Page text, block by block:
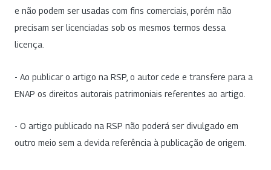
e não podem ser usadas com fins comerciais, porém não
precisam ser licenciadas sob os mesmos termos dessa
licença.
- Ao publicar o artigo na RSP, o autor cede e transfere para a
ENAP os direitos autorais patrimoniais referentes ao artigo.
- O artigo publicado na RSP não poderá ser divulgado em
outro meio sem a devida referência à publicação de origem.